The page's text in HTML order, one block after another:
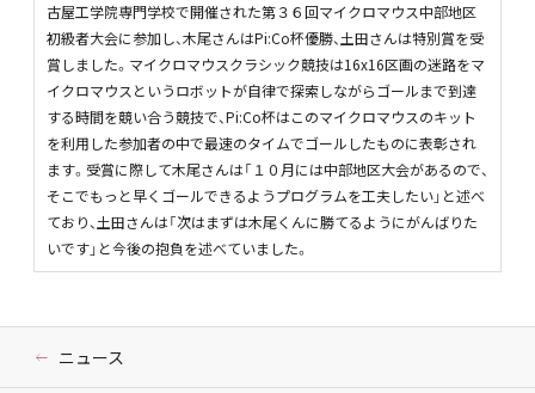
古屋工学院専門学校で開催された第３６回マイクロマウス中部地区
初級者大会に参加し、木尾さんはPi:Co杯優勝、土田さんは特別賞を受
賞しました。マイクロマウスクラシック競技は16x16区画の迷路をマ
イクロマウスというロボットが自律で探索しながらゴールまで到達
する時間を競い合う競技で、Pi:Co杯はこのマイクロマウスのキット
を利用した参加者の中で最速のタイムでゴールしたものに表彰され
ます。受賞に際して木尾さんは「１０月には中部地区大会があるので、
そこでもっと早くゴールできるようプログラムを工夫したい」と述べ
ており、土田さんは「次はまずは木尾くんに勝てるようにがんばりた
いです」と今後の抱負を述べていました。
ニュース